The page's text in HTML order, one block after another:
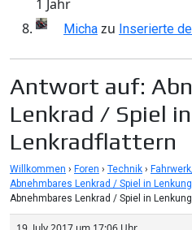
1 Jahr
Micha zu Inserierte
Antwort auf:
Lenkrad / Spiel
Lenkradflattern
Willkommen › Foren › Technik ›
Abnehmbares Lenkrad / Spiel in
Abnehmbares Lenkrad / Spiel in